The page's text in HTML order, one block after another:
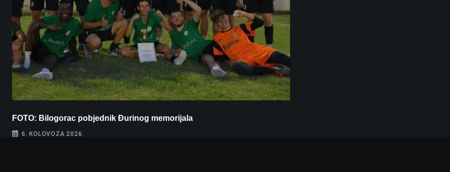
FOTO: Bilogorac pobjednik Đurinog memorijala
6. KOLOVOZA 2026.